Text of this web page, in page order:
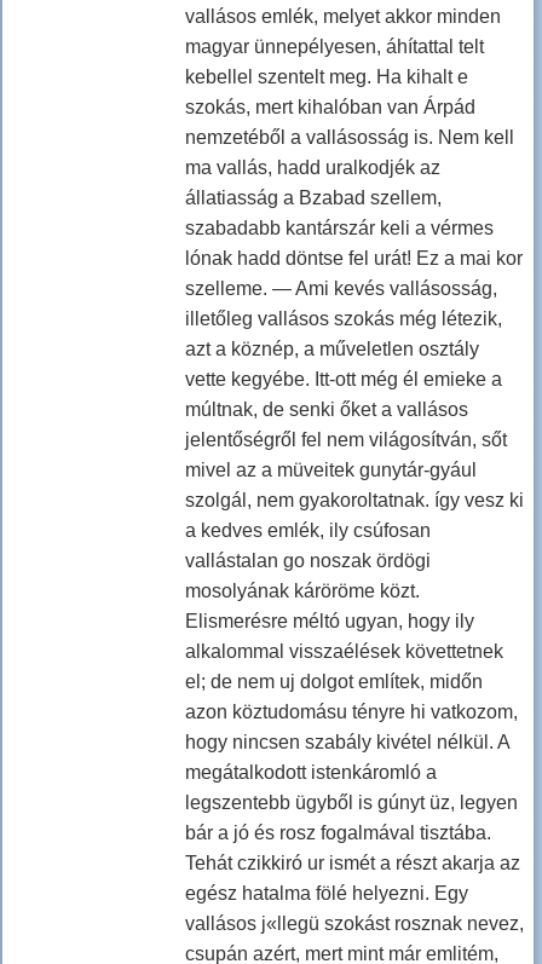
vallásos emlék, melyet akkor minden
magyar ünnepélyesen, áhítattal telt
kebellel szentelt meg. Ha kihalt e
szokás, mert kihalóban van Árpád
nemzetéből a vallásosság is. Nem kell
ma vallás, hadd uralkodjék az
állatiasság a Bzabad szellem,
szabadabb kantárszár keli a vérmes
lónak hadd döntse fel urát! Ez a mai kor
szelleme. — Ami kevés vallásosság,
illetőleg vallásos szokás még létezik,
azt a köznép, a műveletlen osztály
vette kegyébe. Itt-ott még él emieke a
múltnak, de senki őket a vallásos
jelentőségről fel nem világosítván, sőt
mivel az a müveitek gunytár-gyául
szolgál, nem gyakoroltatnak. így vesz ki
a kedves emlék, ily csúfosan
vallástalan go noszak ördögi
mosolyának káröröme közt.
Elismerésre méltó ugyan, hogy ily
alkalommal visszaélések követtetnek
el; de nem uj dolgot említek, midőn
azon köztudomásu tényre hi vatkozom,
hogy nincsen szabály kivétel nélkül. A
megátalkodott istenkáromló a
legszentebb ügyből is gúnyt üz, legyen
bár a jó és rosz fogalmával tisztába.
Tehát czikkiró ur ismét a részt akarja az
egész hatalma fölé helyezni. Egy
vallásos j«llegü szokást rosznak nevez,
csupán azért, mert mint már emlitém,